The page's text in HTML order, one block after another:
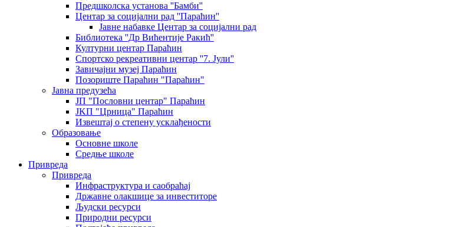
Предшколска установа ''Бамби''
Центар за социјални рад ''Параћин''
Јавне набавке Центар за социјални рад
Библиотека ''Др Вићентије Ракић''
Културни центар Параћин
Спортско рекреативни центар ''7. Јули''
Завичајни музеј Параћин
Позориште Параћин "Параћин"
Јавна предузећа
ЈП "Пословни центар" Параћин
ЈKП "Црница" Параћин
Извештај о степену усклађености
Образовање
Основне школе
Средње школе
Привреда
Привреда
Инфраструктура и саобраћај
Државне олакшице за инвеститоре
Људски ресурси
Природни ресурси